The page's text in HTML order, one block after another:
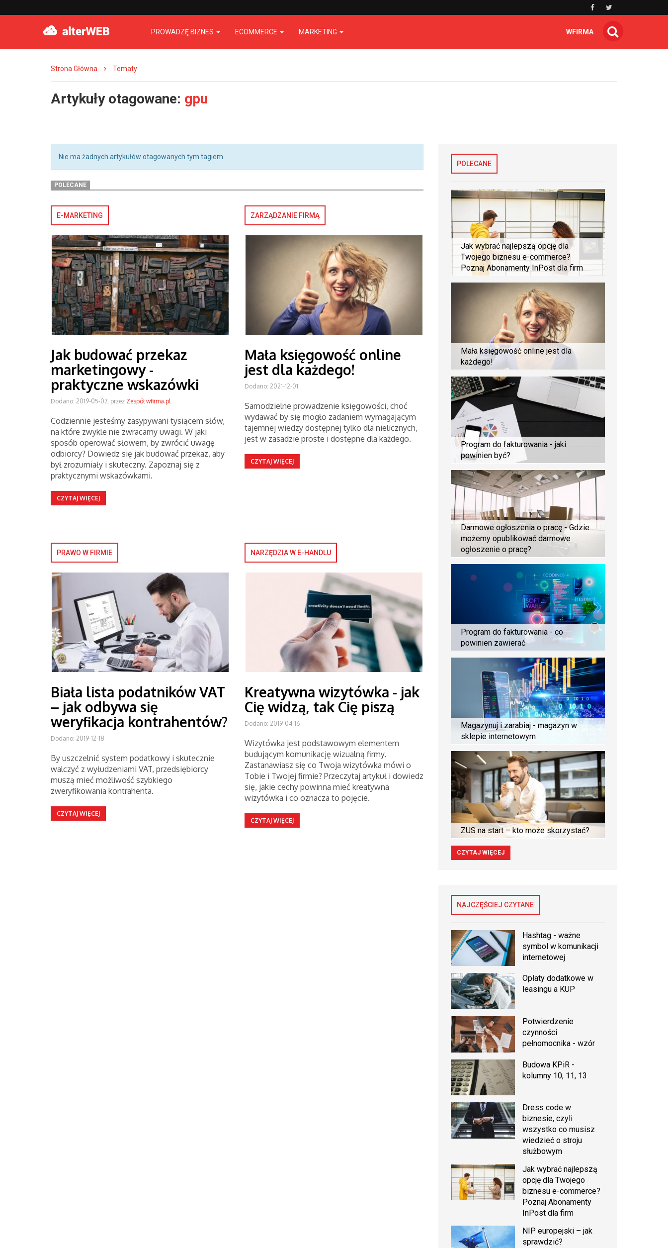
PROWADZĘ BIZNES ECOMMERCE MARKETING WFIRMA
Strona Główna Tematy
Artykuły otagowane: gpu
Nie ma żadnych artykułów otagowanych tym tagiem.
POLECANE
E-MARKETING
Jak budować przekaz
marketingowy -
praktyczne wskazówki
Dodano: 2019-05-07, przez Zespół wfirma.pl
Codziennie jesteśmy zasypywani tysiącem słów,
na które zwykle nie zwracamy uwagi. W jaki
sposób operować słowem, by zwrócić uwagę
odbiorcy? Dowiedz się jak budować przekaz, aby
był zrozumiały i skuteczny. Zapoznaj się z
praktycznymi wskazówkami.
CZYTAJ WIĘCEJ
ZARZĄDZANIE FIRMĄ
Mała księgowość online
jest dla każdego!
Dodano: 2021-12-01
Samodzielne prowadzenie księgowości, choć
wydawać by się mogło zadaniem wymagającym
tajemnej wiedzy dostępnej tylko dla nielicznych,
jest w zasadzie proste i dostępne dla każdego.
CZYTAJ WIĘCEJ
PRAWO W FIRMIE
Biała lista podatników VAT
– jak odbywa się
weryfikacja kontrahentów?
Dodano: 2019-12-18
By uszczelnić system podatkowy i skutecznie
walczyć z wyłudzeniami VAT, przedsiębiorcy
muszą mieć możliwość szybkiego
zweryfikowania kontrahenta.
CZYTAJ WIĘCEJ
NARZĘDZIA W E-HANDLU
Kreatywna wizytówka - jak
Cię widzą, tak Cię piszą
Dodano: 2019-04-16
Wizytówka jest podstawowym elementem
budującym komunikację wizualną firmy.
Zastanawiasz się co Twoja wizytówka mówi o
Tobie i Twojej firmie? Przeczytaj artykuł i dowiedz
się, jakie cechy powinna mieć kreatywna
wizytówka i co oznacza to pojęcie.
CZYTAJ WIĘCEJ
POLECANE
Jak wybrać najlepszą opcję dla
Twojego biznesu e-commerce?
Poznaj Abonamenty InPost dla firm
Mała księgowość online jest dla
każdego!
Program do fakturowania - jaki
powinien być?
Darmowe ogłoszenia o pracę - Gdzie
możemy opublikować darmowe
ogłoszenie o pracę?
Program do fakturowania - co
powinien zawierać
Magazynuj i zarabiaj - magazyn w
sklepie internetowym
ZUS na start – kto może skorzystać?
CZYTAJ WIĘCEJ
NAJCZĘŚCIEJ CZYTANE
Hashtag - ważne
symbol w komunikacji
internetowej
Opłaty dodatkowe w
leasingu a KUP
Potwierdzenie
czynności
pełnomocnika - wzór
Budowa KPiR -
kolumny 10, 11, 13
Dress code w
biznesie, czyli
wszystko co musisz
wiedzieć o stroju
służbowym
Jak wybrać najlepszą
opcję dla Twojego
biznesu e-commerce?
Poznaj Abonamenty
InPost dla firm
NIP europejski – jak
sprawdzić?